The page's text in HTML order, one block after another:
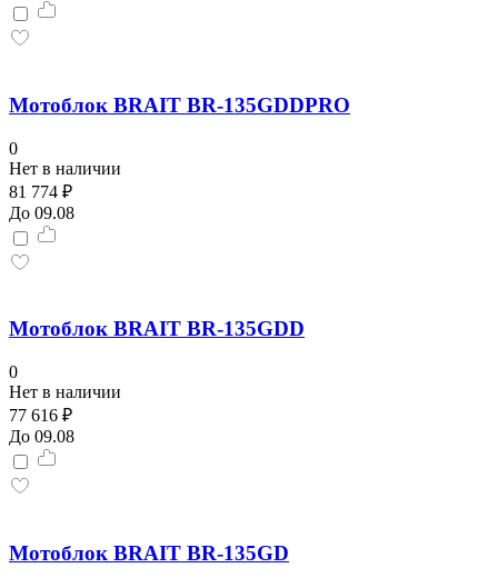
Мотоблок BRAIT BR-135GDDPRO
0
Нет в наличии
81 774 ₽
До 09.08
Мотоблок BRAIT BR-135GDD
0
Нет в наличии
77 616 ₽
До 09.08
Мотоблок BRAIT BR-135GD